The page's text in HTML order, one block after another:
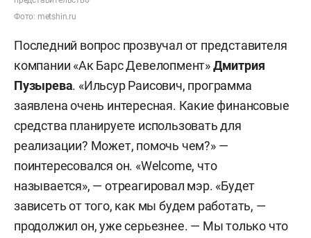
Фото: metshin.ru
Последний вопрос прозвучал от представителя
компании «Ак Барс Девелопмент»Дмитрия
Пузырева. «Ильсур Раисович, программа
заявлена очень интересная. Какие финансовые
средства планируете использовать для
реализации? Может, помочь чем?» —
поинтересовался он. «Welcome, что
называется», — отреагировал мэр. «Будет
зависеть от того, как мы будем работать, —
продолжил он, уже серьезнее. — Мы только что